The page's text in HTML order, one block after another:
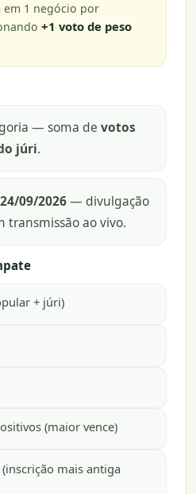
1 negócio por
+1 voto de peso
— soma de votos
júri.
24/09/2026— divulgação
transmissão ao vivo.
+ júri)
(maior vence)
mais antiga